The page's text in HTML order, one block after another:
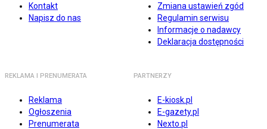
Kontakt
Napisz do nas
Zmiana ustawień zgód
Regulamin serwisu
Informacje o nadawcy
Deklaracja dostępności
REKLAMA I PRENUMERATA
Reklama
Ogłoszenia
Prenumerata
PARTNERZY
E-kiosk.pl
E-gazety.pl
Nexto.pl